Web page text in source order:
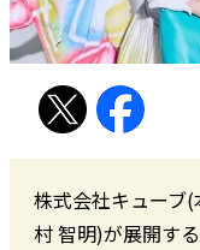
株式会社キューブ
村 智明)が展開す